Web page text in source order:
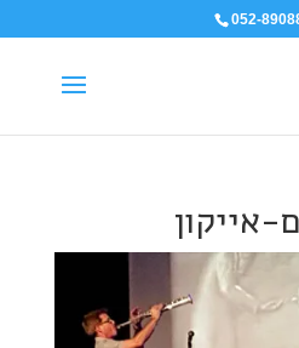
052-
אייקון